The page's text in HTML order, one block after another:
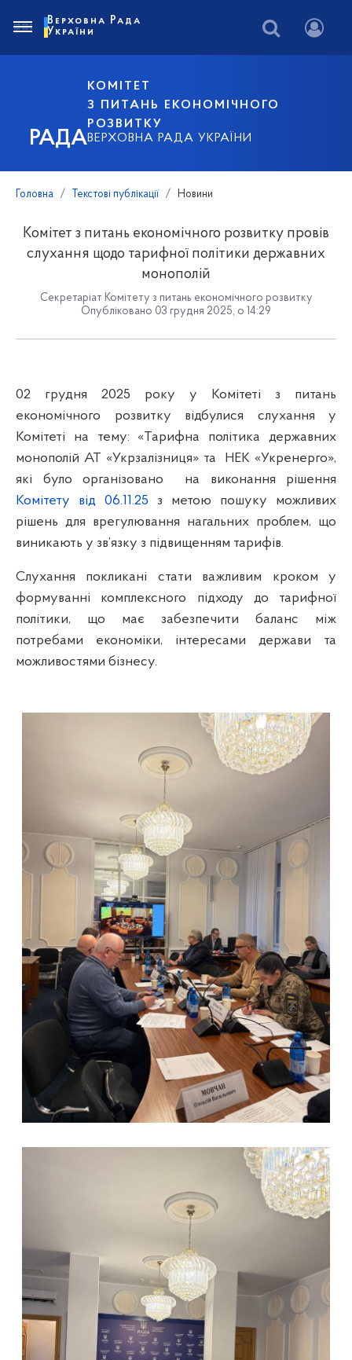
РАДА
КОМІТЕТ
З ПИТАНЬ ЕКОНОМІЧНОГО
РОЗВИТКУ
ВЕРХОВНА РАДА УКРАЇНИ
Верховна Рада
України
Головна Текстові публікації Новини
Комітет з питань економічного розвитку провів
слухання щодо тарифної політики державних
монополій
Секретаріат Комітету з питань економічного розвитку
Опубліковано 03 грудня 2025, о 14:29
02 грудня 2025 року у Комітеті з питань
економічного розвитку відбулися слухання у
Комітеті на тему: «Тарифна політика державних
монополій АТ «Укрзалізниця» та
НЕК «Укренерго»,
які було організовано
на виконання рішення
Комітету від 06.11.25 з метою пошуку можливих
рішень для врегулювання нагальних проблем, що
виникають у зв’язку з підвищенням тарифів.
Слухання покликані стати важливим кроком у
формуванні комплексного підходу до тарифної
політики, що має забезпечити баланс між
потребами економіки, інтересами держави та
можливостями бізнесу.